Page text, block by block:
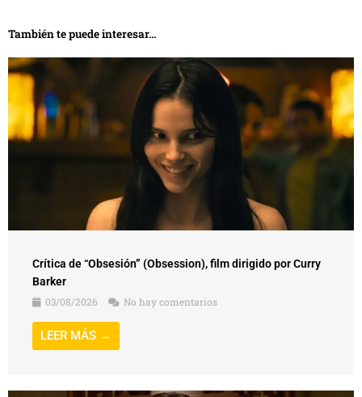
También te puede interesar...
Crítica de “Obsesión” (Obsession), film dirigido por Curry
Barker
03/08/2026
No hay comentarios
LEER MÁS →